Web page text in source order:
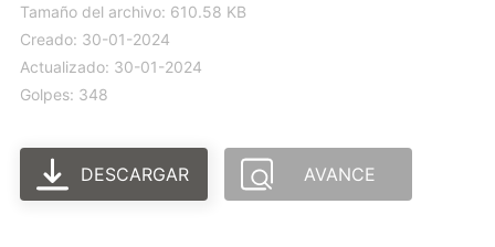
Tamaño del archivo: 610.58 KB
Creado: 30-01-2024
Actualizado: 30-01-2024
Golpes: 348
DESCARGAR AVANCE